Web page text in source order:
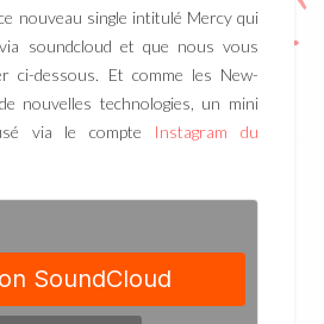
nouveau single intitulé Mercy qui
soundcloud et que nous vous
ci-dessous. Et comme les New-
nouvelles technologies, un mini
via le compte Instagram du